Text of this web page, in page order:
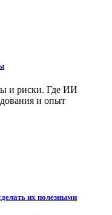
и риски. Где ИИ
и опыт
их полезными